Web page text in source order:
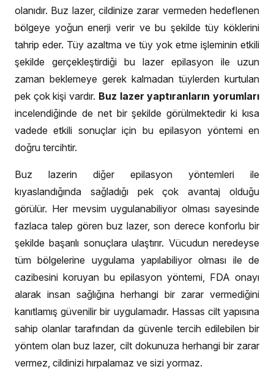
olanıdır. Buz lazer, cildinize zarar vermeden hedeflenen
bölgeye yoğun enerji verir ve bu şekilde tüy köklerini
tahrip eder. Tüy azaltma ve tüy yok etme işleminin etkili
şekilde gerçekleştirdiği bu lazer epilasyon ile uzun
zaman beklemeye gerek kalmadan tüylerden kurtulan
pek çok kişi vardır. Buz lazer yaptıranların yorumları
incelendiğinde de net bir şekilde görülmektedir ki kısa
vadede etkili sonuçlar için bu epilasyon yöntemi en
doğru tercihtir.
Buz lazerin diğer epilasyon yöntemleri ile
kıyaslandığında sağladığı pek çok avantaj olduğu
görülür. Her mevsim uygulanabiliyor olması sayesinde
fazlaca talep gören buz lazer, son derece konforlu bir
şekilde başarılı sonuçlara ulaştırır. Vücudun neredeyse
tüm bölgelerine uygulama yapılabiliyor olması ile de
cazibesini koruyan bu epilasyon yöntemi, FDA onayı
alarak insan sağlığına herhangi bir zarar vermediğini
kanıtlamış güvenilir bir uygulamadır. Hassas cilt yapısına
sahip olanlar tarafından da güvenle tercih edilebilen bir
yöntem olan buz lazer, cilt dokunuza herhangi bir zarar
vermez, cildinizi hırpalamaz ve sizi yormaz.